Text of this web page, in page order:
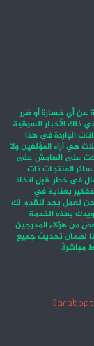
عن أي خسارة أو ضرر
ذلك الأخبار السوقية
الواردة في هذا
هي آراء المؤلفين ولا
على الهامش على
المنتجات ذات
في خطر. قبل اتخاذ
بعناية في
نعمل بجد لنقدم لك
بهذه الخدمة
من هؤلاء المدرجين
لضمان تحديث جميع
مباشرةً.